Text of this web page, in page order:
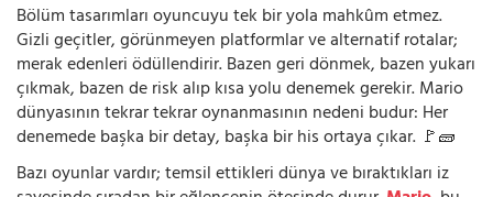
Bölüm tasarımları oyuncuyu tek bir yola mahkûm etmez.
Gizli geçitler, görünmeyen platformlar ve alternatif rotalar;
merak edenleri ödüllendirir. Bazen geri dönmek, bazen yukarı
çıkmak, bazen de risk alıp kısa yolu denemek gerekir. Mario
dünyasının tekrar tekrar oynanmasının nedeni budur: Her
denemede başka bir detay, başka bir his ortaya çıkar. 🚩🧱
Bazı oyunlar vardır; temsil ettikleri dünya ve bıraktıkları iz